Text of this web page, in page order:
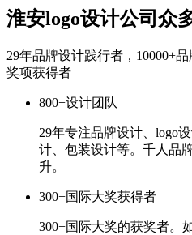
淮安logo设计公司众
29年品牌设计践行者，10000+
奖项获得者
800+设计团队
29年专注品牌设计、logo
计、包装设计等。千人品
升。
300+国际大奖获得者
300+国际大奖的获奖者。